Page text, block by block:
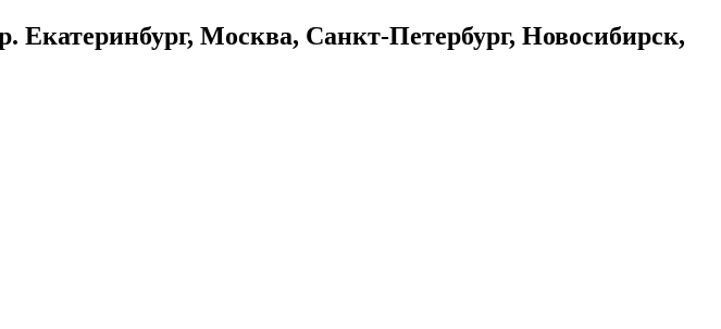
Екатеринбург, Москва, Санкт-Петербург, Новосибирск,